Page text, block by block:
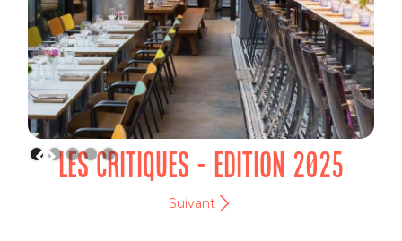
LES CRITIQUES - EDITION 2025
Suivant